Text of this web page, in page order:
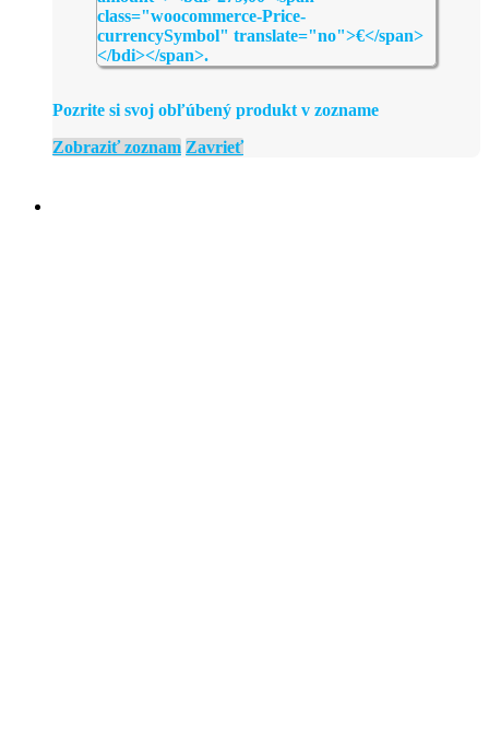
Pozrite si svoj obľúbený produkt v zozname
Zobraziť zoznam Zavrieť